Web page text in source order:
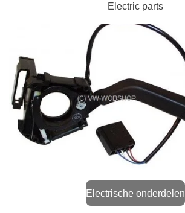
Electric parts
Electrische onderdelen